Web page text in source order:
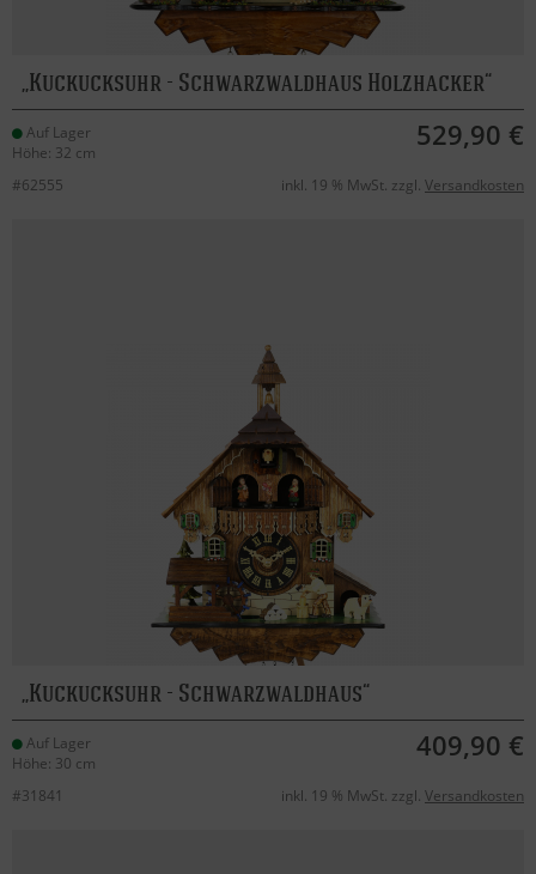
Kuckucksuhr - Schwarzwaldhaus Holzhacker
Auf Lager
Höhe: 32 cm
529,90 €
#62555 inkl. 19 % MwSt. zzgl. Versandkosten
Kuckucksuhr - Schwarzwaldhaus
Auf Lager
Höhe: 30 cm
409,90 €
#31841 inkl. 19 % MwSt. zzgl. Versandkosten